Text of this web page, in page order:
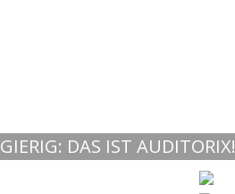
DAS IST AUDITORIX!